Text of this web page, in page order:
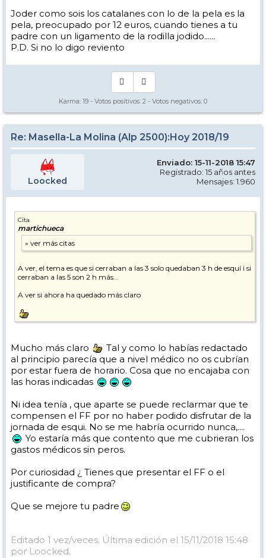
Joder como sois los catalanes con lo de la pela es la
pela, preocupado por 12 euros, cuando tienes a tu
padre con un ligamento de la rodilla jodido......
P.D. Si no lo digo reviento
Karma: 19 - Votos positivos: 2 - Votos negativos: 0
Re: Masella-La Molina (Alp 2500):Hoy 2018/19
Loocked
Enviado: 15-11-2018 15:47
Registrado: 15 años antes
Mensajes: 1.960
Cita
martichueca
A ver, el tema es que si cerraban a las 3 solo quedaban 3 h de esquí i si
cerraban a las 5 son 2 h más...
A ver si ahora ha quedado más claro
Mucho más claro
Tal y como lo habías redactado
al principio parecía que a nivel médico no os cubrían
por estar fuera de horario. Cosa que no encajaba con
las horas indicadas
Ni idea tenía , que aparte se puede reclarmar que te
compensen el FF por no haber podido disfrutar de la
jornada de esqui. No se me habría ocurrido nunca,....
Yo estaría más que contento que me cubrieran los
gastos médicos sin peros.
Por curiosidad ¿ Tienes que presentar el FF o el
justificante de compra?
Que se mejore tu padre
Editado 1 vez/veces. Última edición el 15/11/2018 15:48
por Loocked.